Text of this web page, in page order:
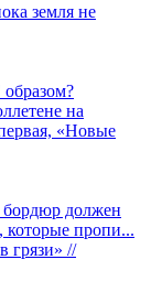
земля не
на
«Новые
бордюр должен
которые пропи...
грязи» //